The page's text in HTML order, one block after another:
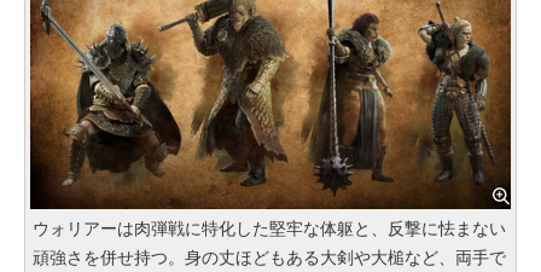
ウォリアーは肉弾戦に特化した堅牢な体躯と、反撃に怯まない
頑強さを併せ持つ。身の丈ほどもある大剣や大槌など、両手で